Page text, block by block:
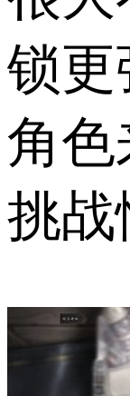
锁更
角色
挑战